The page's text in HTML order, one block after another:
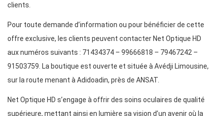
clients.
Pour toute demande d’information ou pour bénéficier de cette
offre exclusive, les clients peuvent contacter Net Optique HD
aux numéros suivants : 71434374 – 99666818 – 79467242 –
91503759. La boutique est ouverte et située à Avédji Limousine,
sur la route menant à Adidoadin, près de ANSAT.
Net Optique HD s’engage à offrir des soins oculaires de qualité
supérieure, mettant ainsi en lumière sa vision d’un avenir où la